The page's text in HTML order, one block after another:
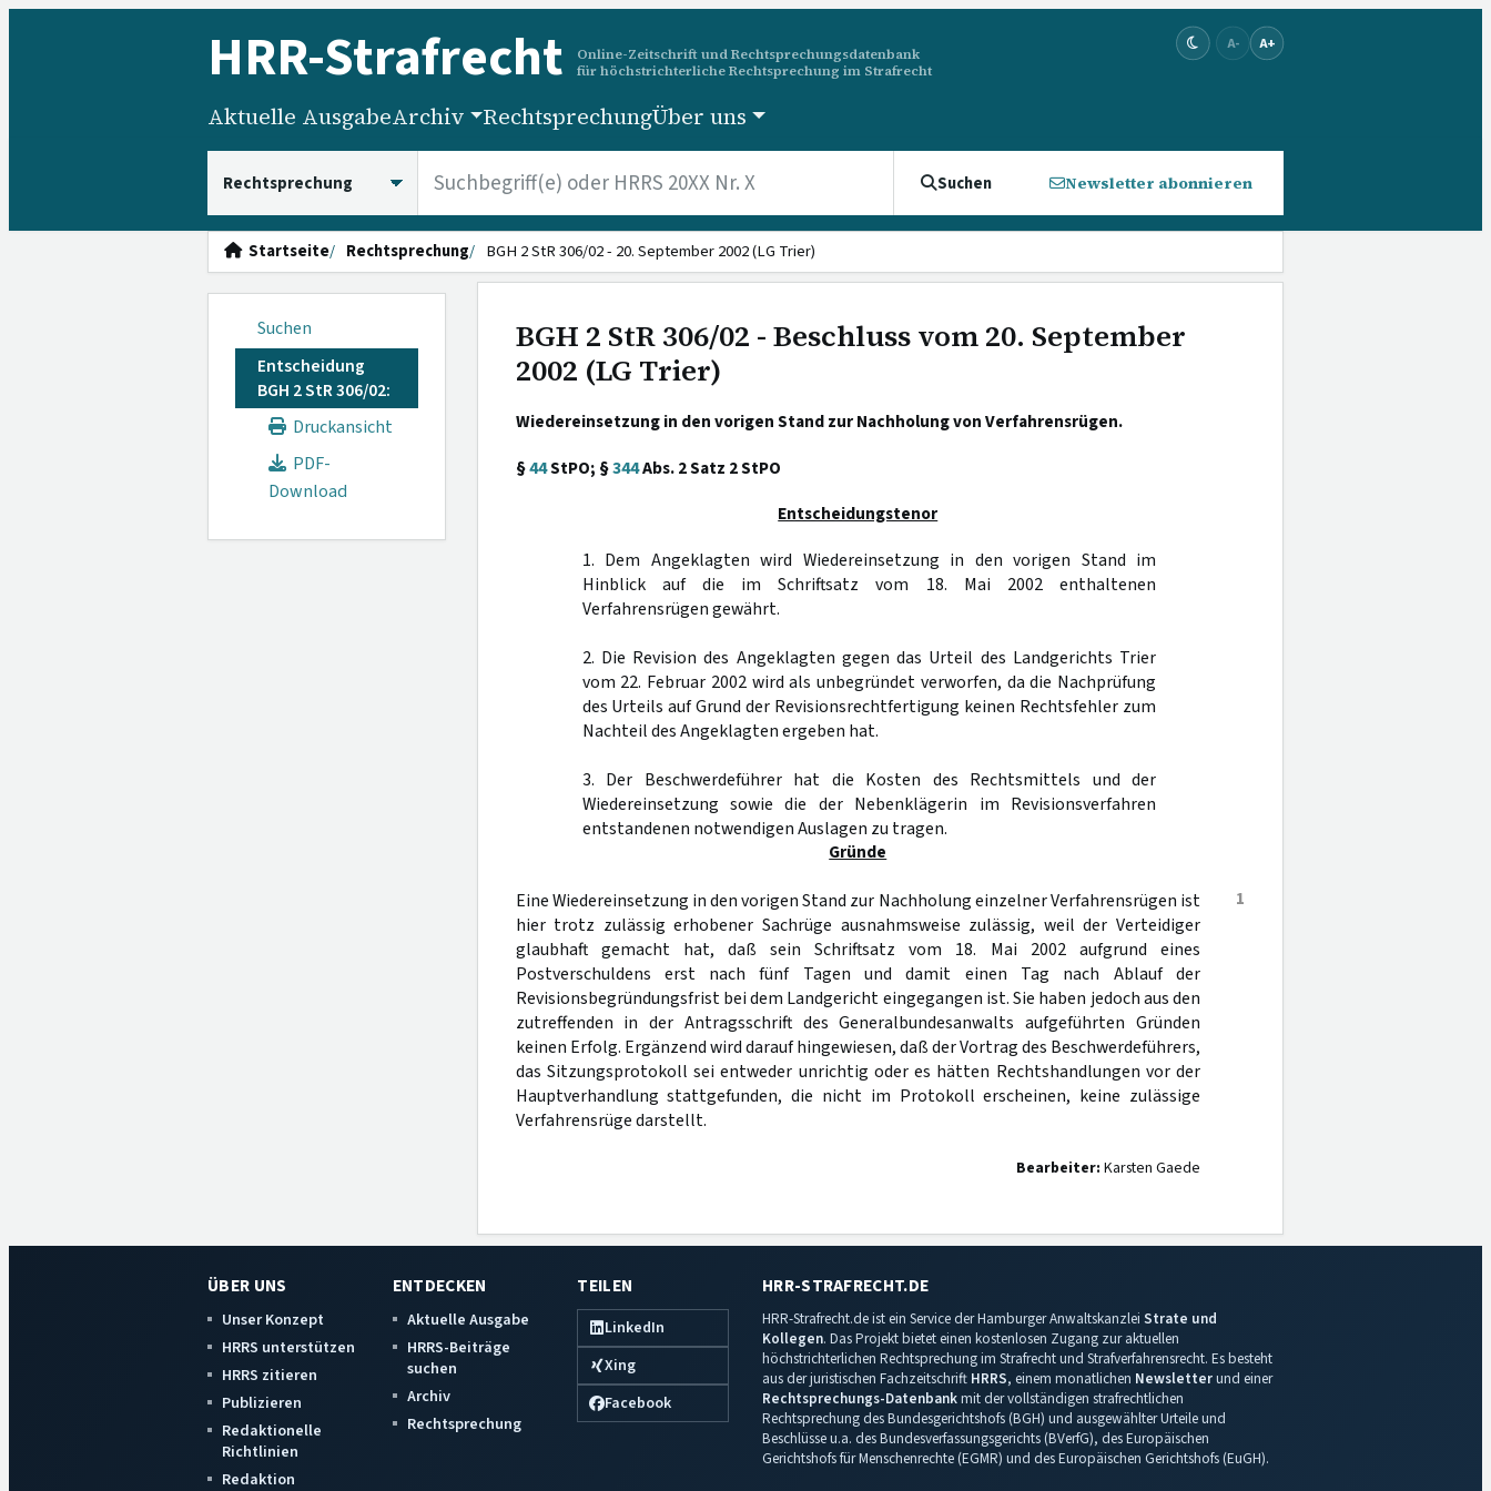
HRR-Strafrecht
Online-Zeitschrift und Rechtsprechungsdatenbank
für höchstrichterliche Rechtsprechung im Strafrecht
A- A+
Aktuelle AusgabeArchiv RechtsprechungÜber uns
Suchen Newsletter abonnieren
Startseite Rechtsprechung BGH 2 StR 306/02 - 20. September 2002 (LG Trier)
Suchen
Entscheidung
BGH 2 StR 306/02:
Druckansicht
PDF-
Download
BGH 2 StR 306/02 - Beschluss vom 20. September
2002 (LG Trier)
Wiedereinsetzung in den vorigen Stand zur Nachholung von Verfahrensrügen.
§44StPO; §344Abs. 2 Satz 2 StPO
Entscheidungstenor
1. Dem Angeklagten wird Wiedereinsetzung in den vorigen Stand im
Hinblick auf die im Schriftsatz vom 18. Mai 2002 enthaltenen
Verfahrensrügen gewährt.
2. Die Revision des Angeklagten gegen das Urteil des Landgerichts Trier
vom 22. Februar 2002 wird als unbegründet verworfen, da die Nachprüfung
des Urteils auf Grund der Revisionsrechtfertigung keinen Rechtsfehler zum
Nachteil des Angeklagten ergeben hat.
3. Der Beschwerdeführer hat die Kosten des Rechtsmittels und der
Wiedereinsetzung sowie die der Nebenklägerin im Revisionsverfahren
entstandenen notwendigen Auslagen zu tragen.
Gründe
1
Eine Wiedereinsetzung in den vorigen Stand zur Nachholung einzelner Verfahrensrügen ist
hier trotz zulässig erhobener Sachrüge ausnahmsweise zulässig, weil der Verteidiger
glaubhaft gemacht hat, daß sein Schriftsatz vom 18. Mai 2002 aufgrund eines
Postverschuldens erst nach fünf Tagen und damit einen Tag nach Ablauf der
Revisionsbegründungsfrist bei dem Landgericht eingegangen ist. Sie haben jedoch aus den
zutreffenden in der Antragsschrift des Generalbundesanwalts aufgeführten Gründen
keinen Erfolg. Ergänzend wird darauf hingewiesen, daß der Vortrag des Beschwerdeführers,
das Sitzungsprotokoll sei entweder unrichtig oder es hätten Rechtshandlungen vor der
Hauptverhandlung stattgefunden, die nicht im Protokoll erscheinen, keine zulässige
Verfahrensrüge darstellt.
Bearbeiter: Karsten Gaede
ÜBER UNS
Unser Konzept
HRRS unterstützen
HRRS zitieren
Publizieren
Redaktionelle
Richtlinien
Redaktion
ENTDECKEN
Aktuelle Ausgabe
HRRS-Beiträge
suchen
Archiv
Rechtsprechung
TEILEN
LinkedIn
Xing
Facebook
HRR-STRAFRECHT.DE
HRR-Strafrecht.de ist ein Service der Hamburger Anwaltskanzlei Strate und
Kollegen. Das Projekt bietet einen kostenlosen Zugang zur aktuellen
höchstrichterlichen Rechtsprechung im Strafrecht und Strafverfahrensrecht. Es besteht
aus der juristischen Fachzeitschrift HRRS, einem monatlichen Newsletterund einer
Rechtsprechungs-Datenbankmit der vollständigen strafrechtlichen
Rechtsprechung des Bundesgerichtshofs (BGH) und ausgewählter Urteile und
Beschlüsse u.a. des Bundesverfassungsgerichts (BVerfG), des Europäischen
Gerichtshofs für Menschenrechte (EGMR) und des Europäischen Gerichtshofs (EuGH).